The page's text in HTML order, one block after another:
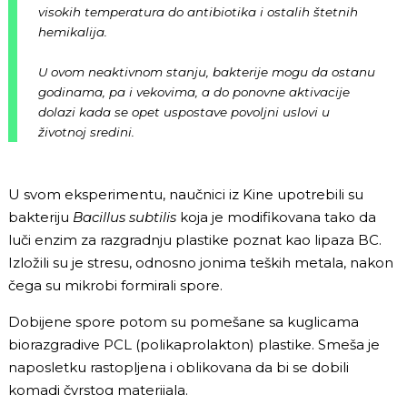
visokih temperatura do antibiotika i ostalih štetnih
hemikalija.
U ovom neaktivnom stanju, bakterije mogu da ostanu
godinama, pa i vekovima, a do ponovne aktivacije
dolazi kada se opet uspostave povoljni uslovi u
životnoj sredini.
U svom eksperimentu, naučnici iz Kine upotrebili su
bakteriju Bacillus subtilis koja je modifikovana tako da
luči enzim za razgradnju plastike poznat kao lipaza BC.
Izložili su je stresu, odnosno jonima teških metala, nakon
čega su mikrobi formirali spore.
Dobijene spore potom su pomešane sa kuglicama
biorazgradive PCL (polikaprolakton) plastike. Smeša je
naposletku rastopljena i oblikovana da bi se dobili
komadi čvrstog materijala.